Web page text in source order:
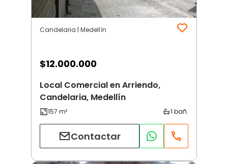
Candelaria | Medellín
$12.000.000
Local Comercial en Arriendo,
Candelaria, Medellín
Contactar